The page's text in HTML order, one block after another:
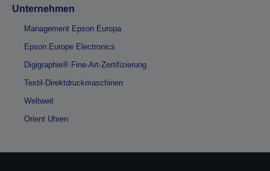
Unternehmen
Management Epson Europa
Epson Europe Electronics
Digigraphie® Fine-Art-Zertifizierung
Textil-Direktdruckmaschinen
Weltweit
Orient Uhren